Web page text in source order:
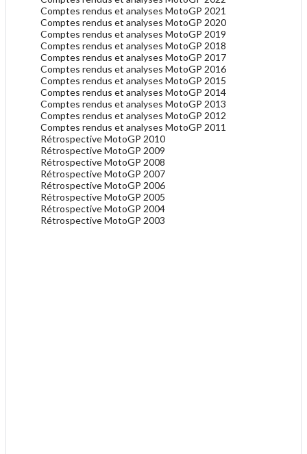
Comptes rendus et analyses MotoGP 2021
Comptes rendus et analyses MotoGP 2020
Comptes rendus et analyses MotoGP 2019
Comptes rendus et analyses MotoGP 2018
Comptes rendus et analyses MotoGP 2017
Comptes rendus et analyses MotoGP 2016
Comptes rendus et analyses MotoGP 2015
Comptes rendus et analyses MotoGP 2014
Comptes rendus et analyses MotoGP 2013
Comptes rendus et analyses MotoGP 2012
Comptes rendus et analyses MotoGP 2011
Rétrospective MotoGP 2010
Rétrospective MotoGP 2009
Rétrospective MotoGP 2008
Rétrospective MotoGP 2007
Rétrospective MotoGP 2006
Rétrospective MotoGP 2005
Rétrospective MotoGP 2004
Rétrospective MotoGP 2003